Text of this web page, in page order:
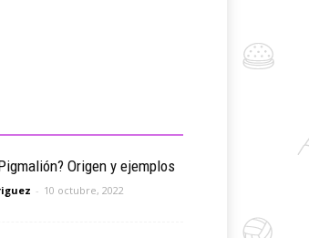
Origen y ejemplos
- 10 octubre, 2022